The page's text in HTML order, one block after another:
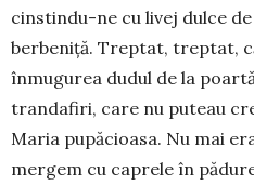
cinstindu-ne cu livej dulce
berbeniță. Treptat, treptat,
înmugurea dudul de la
trandafiri, care nu puteau
Maria pupăcioasa. Nu mai
mergem cu caprele în